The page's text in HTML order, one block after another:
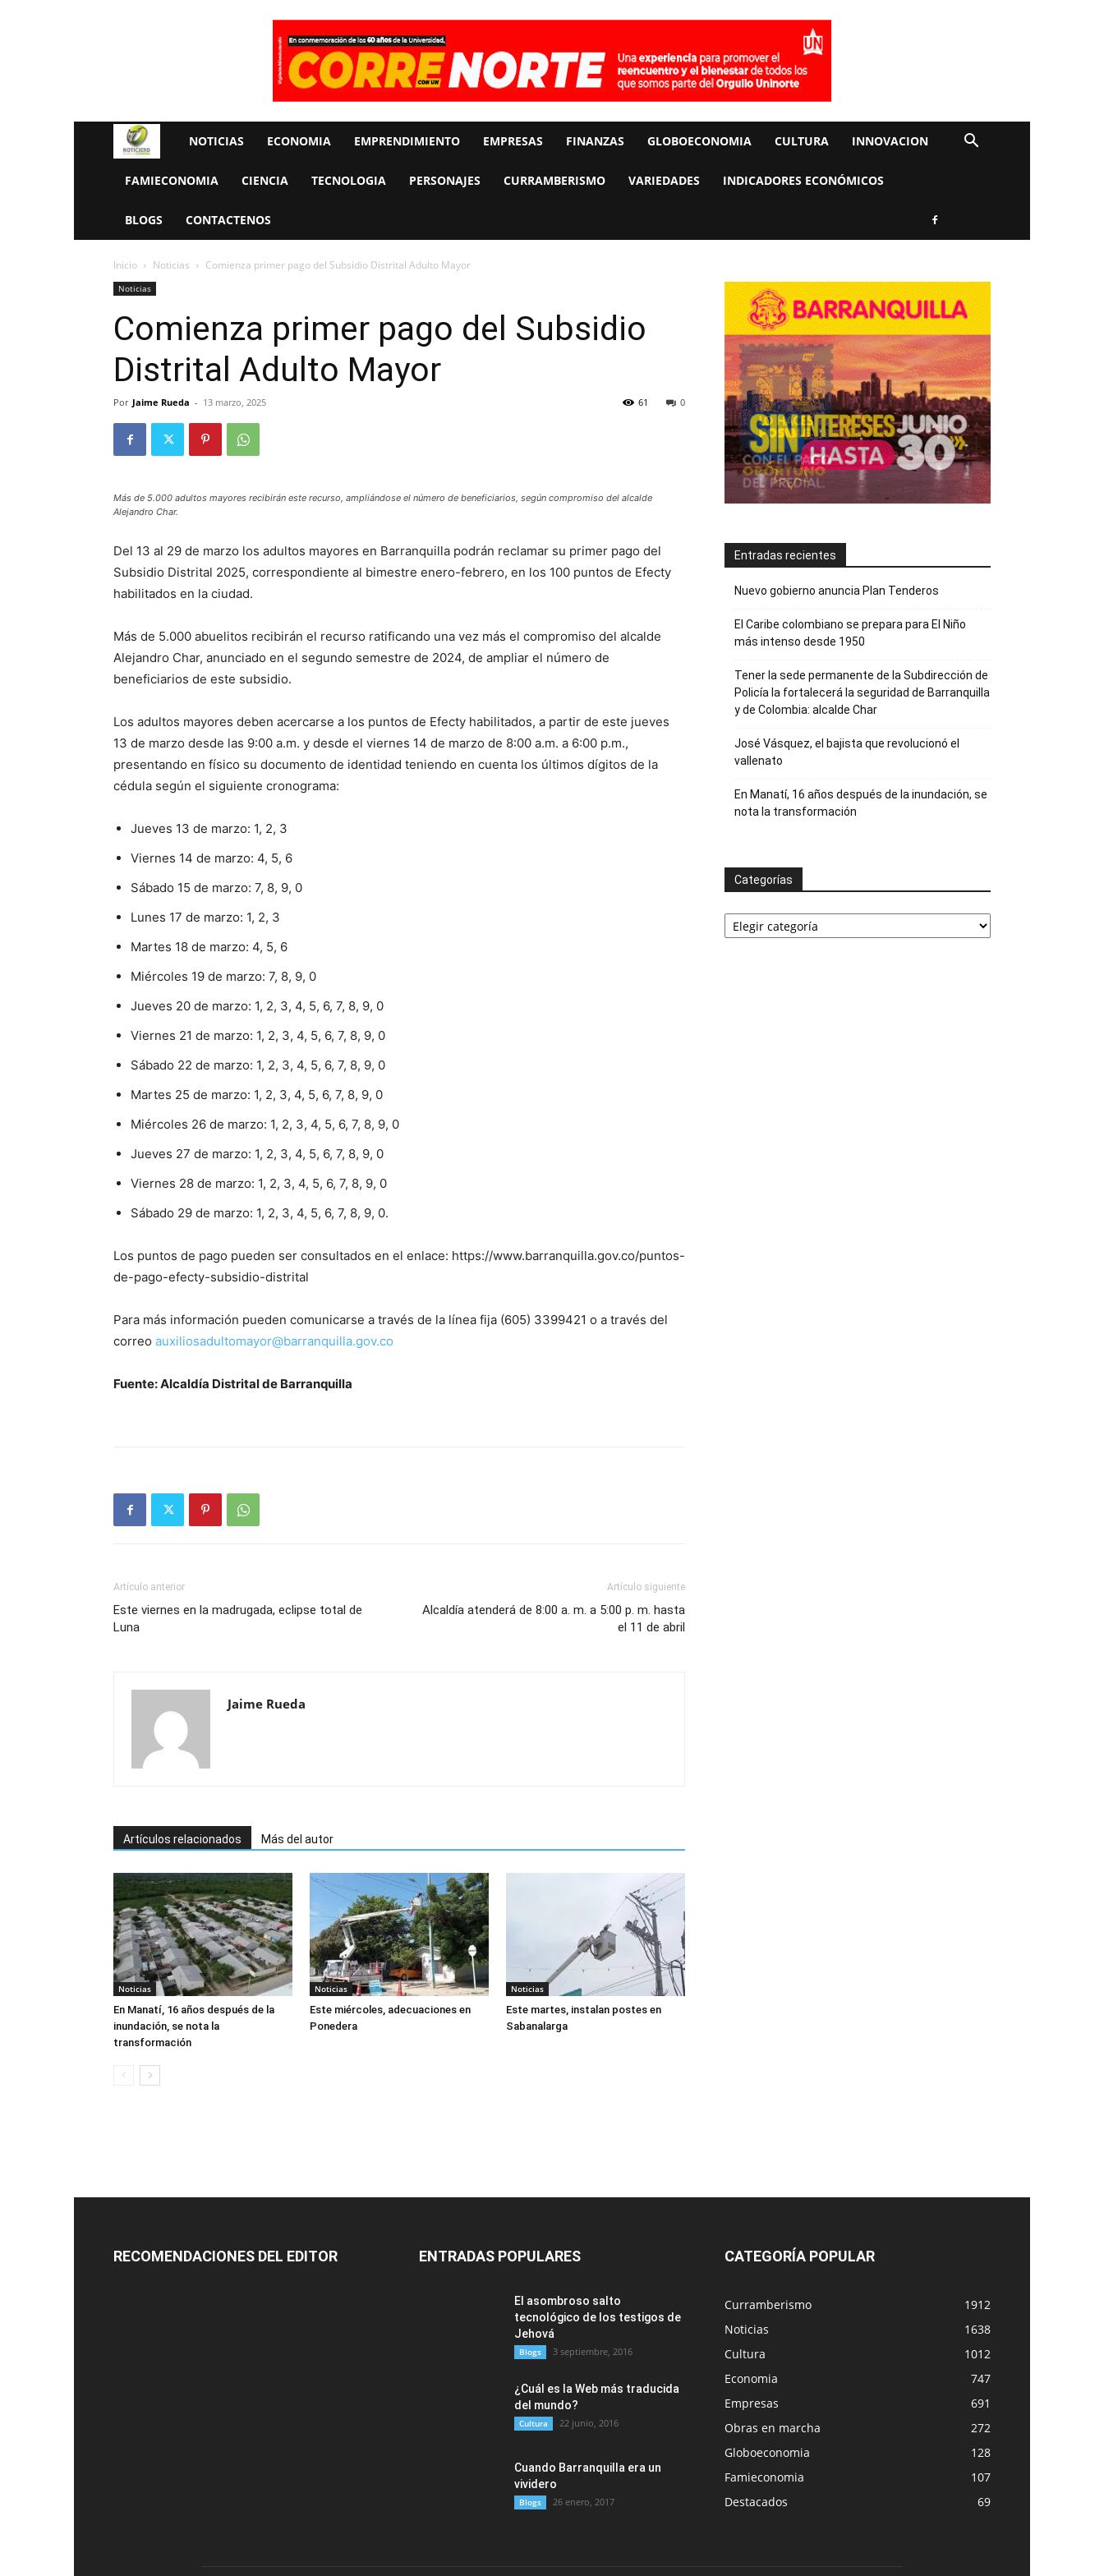
Rueda
La
Economia
NOTICIAS ECONOMIA EMPRENDIMIENTO EMPRESAS FINANZAS GLOBOECONOMIA CULTURA INNOVACION
FAMIECONOMIA CIENCIA TECNOLOGIA PERSONAJES CURRAMBERISMO VARIEDADES INDICADORES ECONÓMICOS
BLOGS CONTACTENOS
Inicio Noticias Comienza primer pago del Subsidio Distrital Adulto Mayor
Noticias
Comienza primer pago del Subsidio
Distrital Adulto Mayor
Por Jaime Rueda - 13 marzo, 2025 0
61
Más de 5.000 adultos mayores recibirán este recurso, ampliándose el número de beneficiarios, según compromiso del alcalde
Alejandro Char.
Del 13 al 29 de marzo los adultos mayores en Barranquilla podrán reclamar su primer pago del
Subsidio Distrital 2025, correspondiente al bimestre enero-febrero, en los 100 puntos de Efecty
habilitados en la ciudad.
Más de 5.000 abuelitos recibirán el recurso ratificando una vez más el compromiso del alcalde
Alejandro Char, anunciado en el segundo semestre de 2024, de ampliar el número de
beneficiarios de este subsidio.
Los adultos mayores deben acercarse a los puntos de Efecty habilitados, a partir de este jueves
13 de marzo desde las 9:00 a.m. y desde el viernes 14 de marzo de 8:00 a.m. a 6:00 p.m.,
presentando en físico su documento de identidad teniendo en cuenta los últimos dígitos de la
cédula según el siguiente cronograma:
Jueves 13 de marzo: 1, 2, 3
Viernes 14 de marzo: 4, 5, 6
Sábado 15 de marzo: 7, 8, 9, 0
Lunes 17 de marzo: 1, 2, 3
Martes 18 de marzo: 4, 5, 6
Miércoles 19 de marzo: 7, 8, 9, 0
Jueves 20 de marzo: 1, 2, 3, 4, 5, 6, 7, 8, 9, 0
Viernes 21 de marzo: 1, 2, 3, 4, 5, 6, 7, 8, 9, 0
Sábado 22 de marzo: 1, 2, 3, 4, 5, 6, 7, 8, 9, 0
Martes 25 de marzo: 1, 2, 3, 4, 5, 6, 7, 8, 9, 0
Miércoles 26 de marzo: 1, 2, 3, 4, 5, 6, 7, 8, 9, 0
Jueves 27 de marzo: 1, 2, 3, 4, 5, 6, 7, 8, 9, 0
Viernes 28 de marzo: 1, 2, 3, 4, 5, 6, 7, 8, 9, 0
Sábado 29 de marzo: 1, 2, 3, 4, 5, 6, 7, 8, 9, 0.
Los puntos de pago pueden ser consultados en el enlace: https://www.barranquilla.gov.co/puntos-
de-pago-efecty-subsidio-distrital
Para más información pueden comunicarse a través de la línea fija (605) 3399421 o a través del
correo auxiliosadultomayor@barranquilla.gov.co
Fuente: Alcaldía Distrital de Barranquilla
Artículo anterior
Este viernes en la madrugada, eclipse total de
Luna
Artículo siguiente
Alcaldía atenderá de 8:00 a. m. a 5:00 p. m. hasta
el 11 de abril
Jaime Rueda
Artículos relacionados Más del autor
Noticias
En Manatí, 16 años después de la
inundación, se nota la
transformación
Noticias
Este miércoles, adecuaciones en
Ponedera
Noticias
Este martes, instalan postes en
Sabanalarga
Entradas recientes
Nuevo gobierno anuncia Plan Tenderos
El Caribe colombiano se prepara para El Niño
más intenso desde 1950
Tener la sede permanente de la Subdirección de
Policía la fortalecerá la seguridad de Barranquilla
y de Colombia: alcalde Char
José Vásquez, el bajista que revolucionó el
vallenato
En Manatí, 16 años después de la inundación, se
nota la transformación
Categorías
Categorías
RECOMENDACIONES DEL EDITOR ENTRADAS POPULARES
El asombroso salto
tecnológico de los testigos de
Jehová
Blogs 3 septiembre, 2016
¿Cuál es la Web más traducida
del mundo?
Cultura 22 junio, 2016
Cuando Barranquilla era un
vividero
Blogs 26 enero, 2017
CATEGORÍA POPULAR
Curramberismo
1912
Noticias
1638
Cultura
1012
Economia
747
Empresas
691
Obras en marcha
272
Globoeconomia
128
Famieconomia
107
Destacados
69